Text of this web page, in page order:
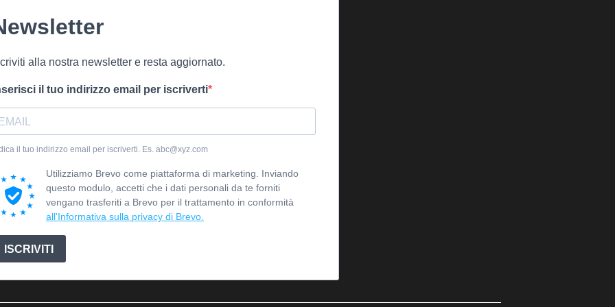
alla nostra newsletter e resta aggiornato.
il tuo indirizzo email per iscriverti
il tuo indirizzo email per iscriverti. Es. abc@xyz.com
Utilizziamo Brevo come piattaforma di marketing. Inviando
questo modulo, accetti che i dati personali da te forniti
vengano trasferiti a Brevo per il trattamento in conformità
all'Informativa sulla privacy di Brevo.
ISCRIVITI